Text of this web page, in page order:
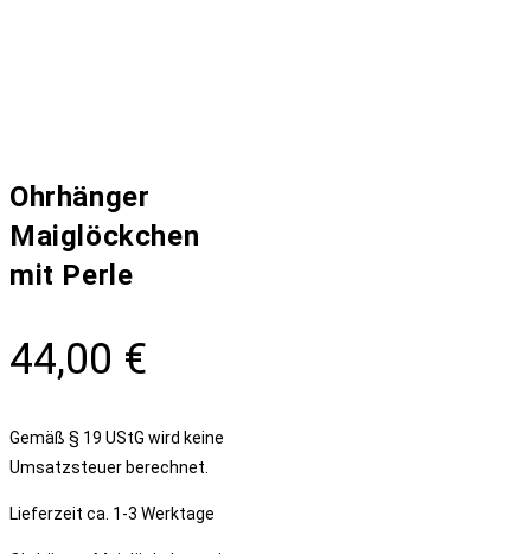
Ohrhänger
Maiglöckchen
mit Perle
44,00 €
Gemäß § 19 UStG wird keine
Umsatzsteuer berechnet.
Lieferzeit ca. 1-3 Werktage